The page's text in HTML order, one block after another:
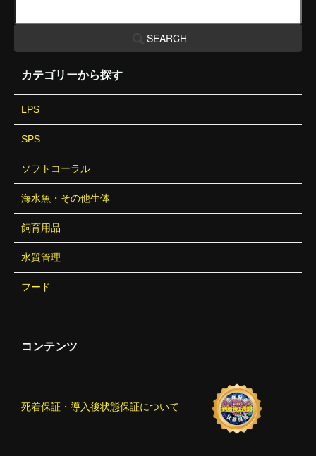
SEARCH
カテゴリーから探す
LPS
SPS
ソフトコーラル
海水魚・その他生体
飼育用品
水質管理
フード
コンテンツ
死着保証・導入後状態保証について